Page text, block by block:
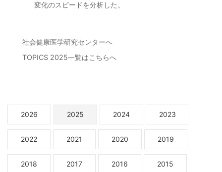
変化のスピードを分析した。
社会健康医学研究センターへ
TOPICS 2025一覧はこちらへ
2026 2025 2024 2023
2022 2021 2020 2019
2018 2017 2016 2015